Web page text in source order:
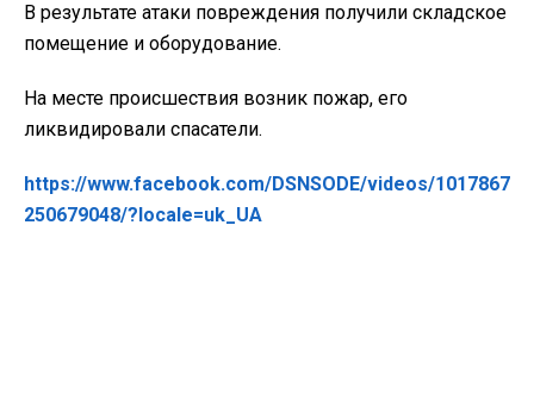
В результате атаки повреждения получили складское
помещение и оборудование.
На месте происшествия возник пожар, его
ликвидировали спасатели.
https://www.facebook.com/DSNSODE/videos/1017867
250679048/?locale=uk_UA